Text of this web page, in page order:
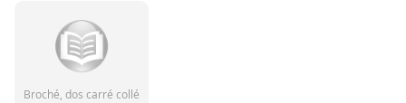
Broché, dos carré collé